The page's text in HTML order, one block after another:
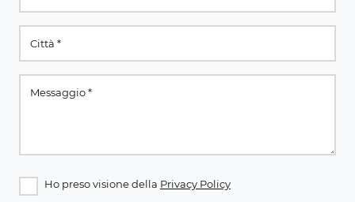
Ho preso visione della Privacy Policy